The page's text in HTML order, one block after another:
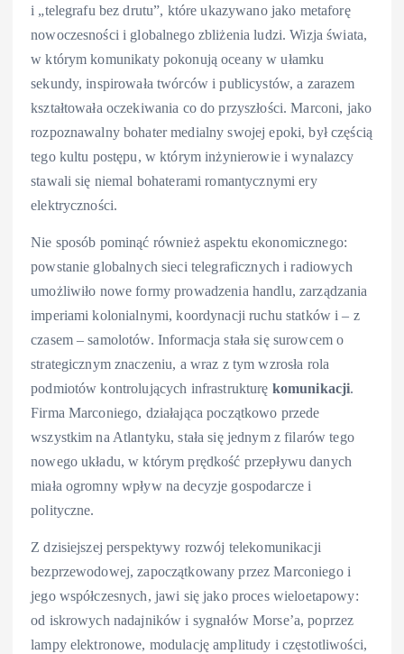
i „telegrafu bez drutu”, które ukazywano jako metaforę
nowoczesności i globalnego zbliżenia ludzi. Wizja świata,
w którym komunikaty pokonują oceany w ułamku
sekundy, inspirowała twórców i publicystów, a zarazem
kształtowała oczekiwania co do przyszłości. Marconi, jako
rozpoznawalny bohater medialny swojej epoki, był częścią
tego kultu postępu, w którym inżynierowie i wynalazcy
stawali się niemal bohaterami romantycznymi ery
elektryczności.
Nie sposób pominąć również aspektu ekonomicznego:
powstanie globalnych sieci telegraficznych i radiowych
umożliwiło nowe formy prowadzenia handlu, zarządzania
imperiami kolonialnymi, koordynacji ruchu statków i – z
czasem – samolotów. Informacja stała się surowcem o
strategicznym znaczeniu, a wraz z tym wzrosła rola
podmiotów kontrolujących infrastrukturę komunikacji.
Firma Marconiego, działająca początkowo przede
wszystkim na Atlantyku, stała się jednym z filarów tego
nowego układu, w którym prędkość przepływu danych
miała ogromny wpływ na decyzje gospodarcze i
polityczne.
Z dzisiejszej perspektywy rozwój telekomunikacji
bezprzewodowej, zapoczątkowany przez Marconiego i
jego współczesnych, jawi się jako proces wieloetapowy:
od iskrowych nadajników i sygnałów Morse’a, poprzez
lampy elektronowe, modulację amplitudy i częstotliwości,